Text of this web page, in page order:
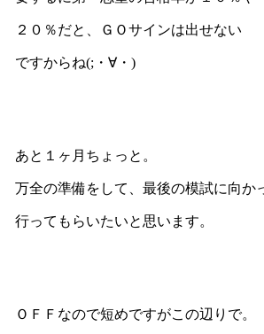
２０％だと、ＧＯサインは出せない
ですからね(;・∀・)
あと１ヶ月ちょっと。
万全の準備をして、最後の模試に向か
行ってもらいたいと思います。
ＯＦＦなので短めですがこの辺りで。